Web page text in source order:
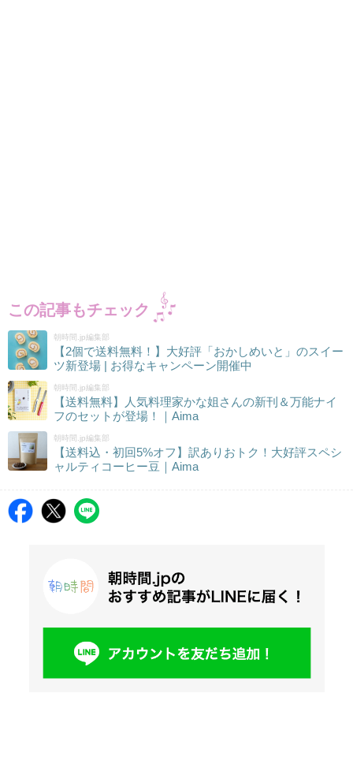
この記事もチェック
朝時間.jp編集部
【2個で送料無料！】大好評「おかしめいと」のスイー
ツ新登場 | お得なキャンペーン開催中
朝時間.jp編集部
【送料無料】人気料理家かな姐さんの新刊＆万能ナイ
フのセットが登場！｜Aima
朝時間.jp編集部
【送料込・初回5%オフ】訳ありおトク！大好評スペシ
ャルティコーヒー豆｜Aima